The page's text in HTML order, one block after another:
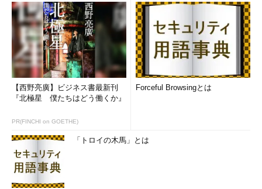
【西野亮廣】ビジネス書最新刊
『北極星 僕たちはどう働くか』
PR(FINCHI on GOETHE)
Forceful Browsingとは
「トロイの木馬」とは